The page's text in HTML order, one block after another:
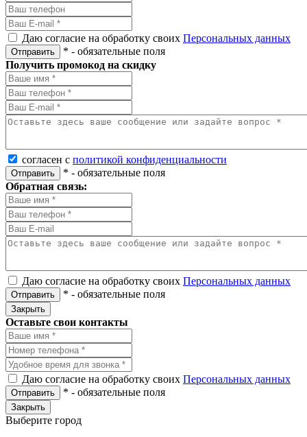
Даю согласие на обработку своих Персональных данных
Отправить * - обязательные поля
Получить промокод на скидку
согласен с политикой конфиденциальности
Отправить * - обязательные поля
Обратная связь:
Даю согласие на обработку своих Персональных данных
Отправить * - обязательные поля
Закрыть
Оставьте свои контакты
Даю согласие на обработку своих Персональных данных
Отправить * - обязательные поля
Закрыть
Выберите город